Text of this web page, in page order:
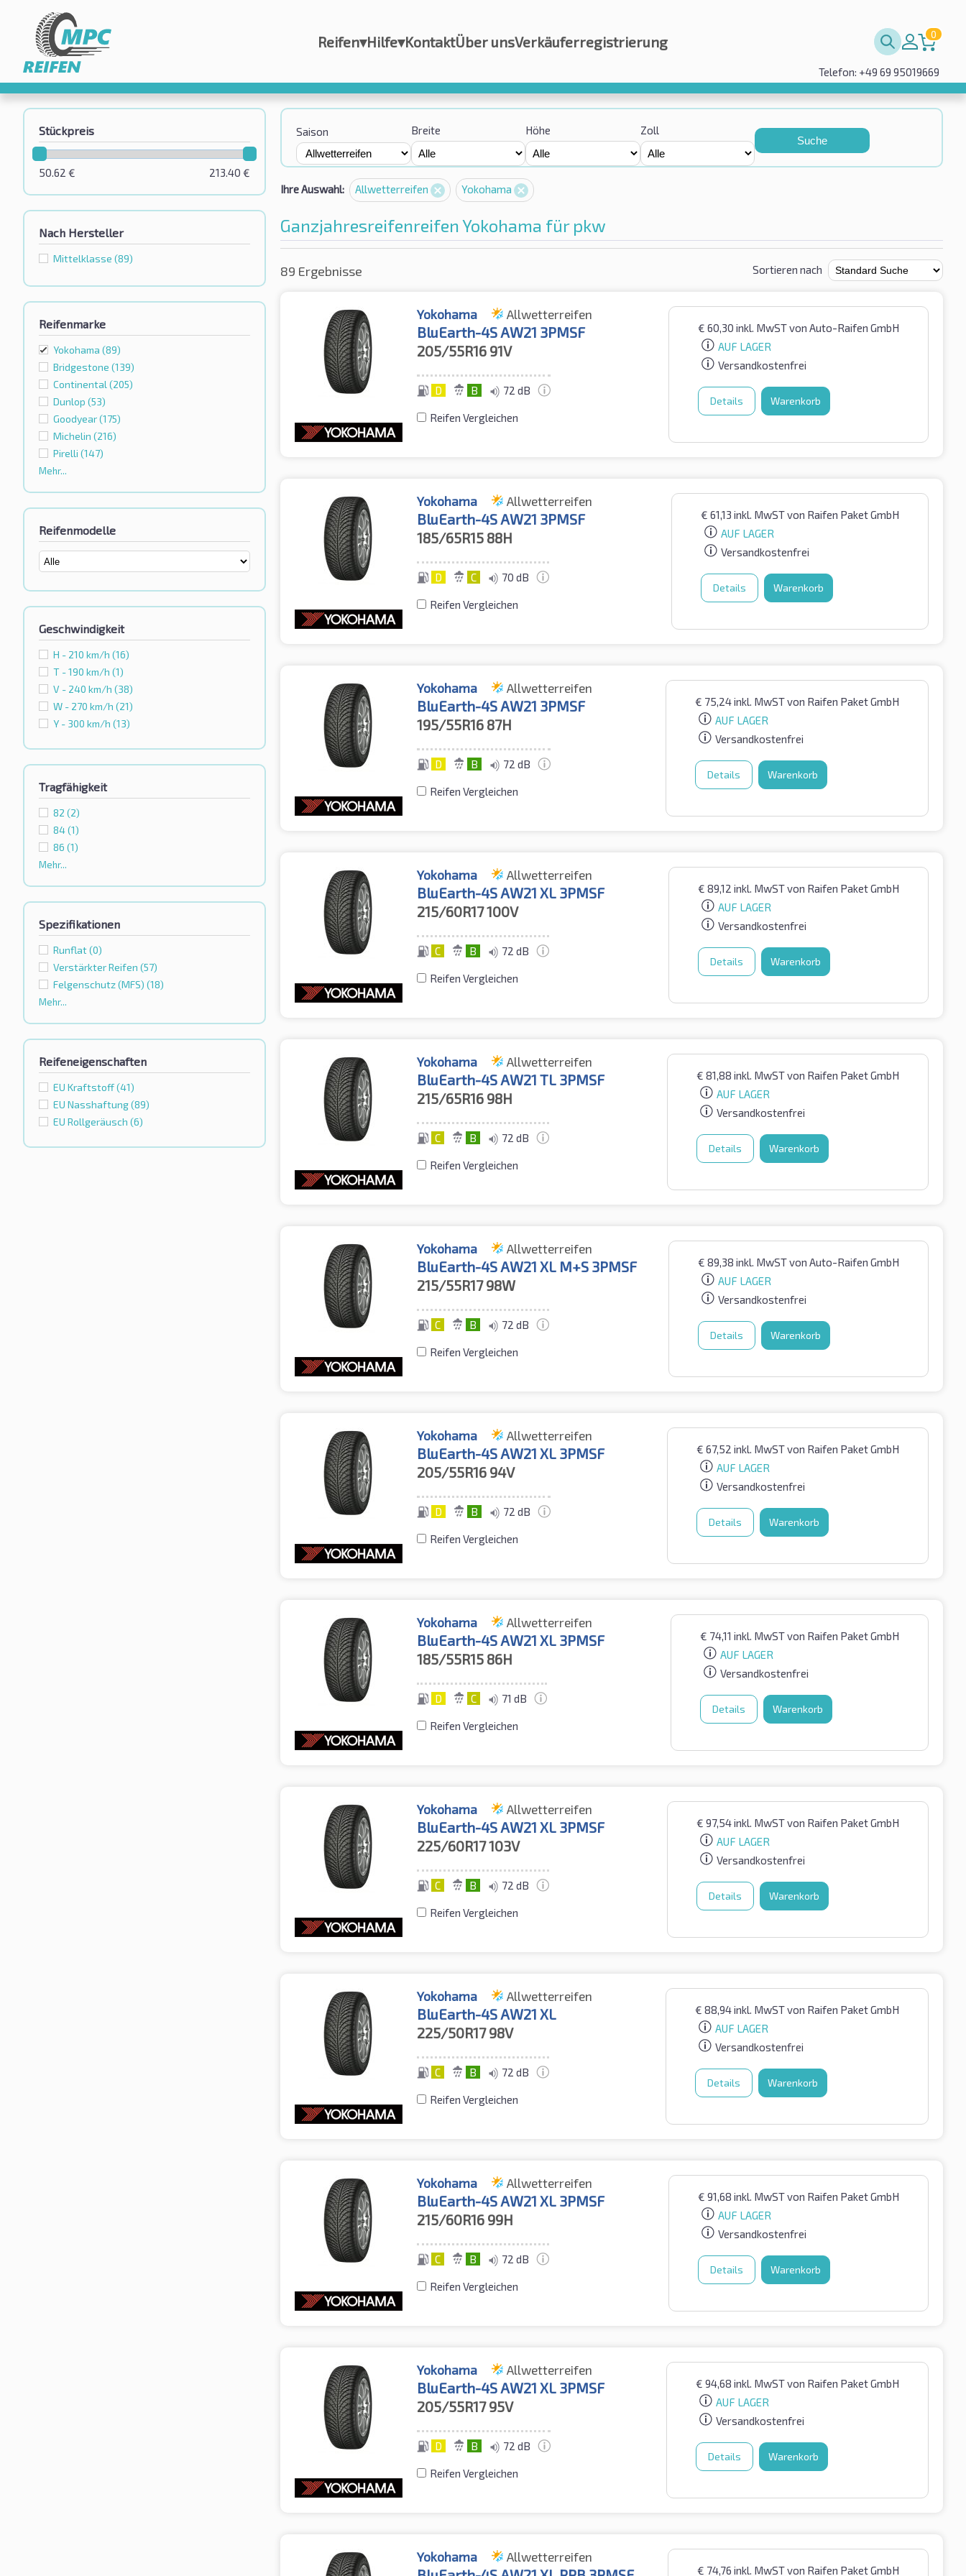
Reifen▾Hilfe▾KontaktÜber unsVerkäuferregistrierung 0
Telefon: +49 69 95019669
Stückpreis
213.40 €
50.62 €
Nach Hersteller
Mittelklasse (89)
Reifenmarke
Yokohama (89)
Bridgestone (139)
Continental (205)
Dunlop (53)
Goodyear(175)
Michelin (216)
Pirelli (147)
Mehr...
Reifenmodelle
Geschwindigkeit
H - 210 km/h (16)
T - 190 km/h (1)
V - 240 km/h (38)
W - 270 km/h (21)
Y - 300 km/h (13)
Tragfähigkeit
82 (2)
84(1)
86 (1)
Mehr...
Spezifikationen
Runflat(0)
Verstärkter Reifen (57)
Felgenschutz (MFS) (18)
Mehr...
Reifeneigenschaften
EU Kraftstoff(41)
EU Nasshaftung(89)
EU Rollgeräusch (6)
Saison Breite Höhe Zoll
Suche
Ihre Auswahl: Allwetterreifen Yokohama
Ganzjahresreifenreifen Yokohama für pkw
89 Ergebnisse Sortieren nach
Yokohama Allwetterreifen
BluEarth-4S AW21 3PMSF
205/55R16 91V
D B 72 dB
Reifen Vergleichen
€ 60,30 inkl. MwSTvon Auto-Raifen GmbH
AUF LAGER
Versandkostenfrei
Details Warenkorb
Yokohama Allwetterreifen
BluEarth-4S AW21 3PMSF
185/65R15 88H
D C 70 dB
Reifen Vergleichen
€ 61,13 inkl. MwSTvon Raifen Paket GmbH
AUF LAGER
Versandkostenfrei
Details Warenkorb
Yokohama Allwetterreifen
BluEarth-4S AW21 3PMSF
195/55R16 87H
D B 72 dB
Reifen Vergleichen
€ 75,24inkl. MwSTvon Raifen Paket GmbH
AUF LAGER
Versandkostenfrei
Details Warenkorb
Yokohama Allwetterreifen
BluEarth-4S AW21 XL 3PMSF
215/60R17100V
C B 72 dB
Reifen Vergleichen
€ 89,12 inkl. MwSTvon Raifen Paket GmbH
AUF LAGER
Versandkostenfrei
Details Warenkorb
Yokohama Allwetterreifen
BluEarth-4S AW21 TL 3PMSF
215/65R16 98H
C B 72 dB
Reifen Vergleichen
€ 81,88 inkl. MwSTvon Raifen Paket GmbH
AUF LAGER
Versandkostenfrei
Details Warenkorb
Yokohama Allwetterreifen
BluEarth-4S AW21 XL M+S 3PMSF
215/55R1798W
C B 72 dB
Reifen Vergleichen
€ 89,38 inkl. MwSTvon Auto-Raifen GmbH
AUF LAGER
Versandkostenfrei
Details Warenkorb
Yokohama Allwetterreifen
BluEarth-4S AW21 XL 3PMSF
205/55R16 94V
D B 72 dB
Reifen Vergleichen
€ 67,52 inkl. MwSTvon Raifen Paket GmbH
AUF LAGER
Versandkostenfrei
Details Warenkorb
Yokohama Allwetterreifen
BluEarth-4S AW21 XL 3PMSF
185/55R15 86H
D C 71 dB
Reifen Vergleichen
€ 74,11 inkl. MwSTvon Raifen Paket GmbH
AUF LAGER
Versandkostenfrei
Details Warenkorb
Yokohama Allwetterreifen
BluEarth-4S AW21 XL 3PMSF
225/60R17103V
C B 72 dB
Reifen Vergleichen
€ 97,54inkl. MwSTvon Raifen Paket GmbH
AUF LAGER
Versandkostenfrei
Details Warenkorb
Yokohama Allwetterreifen
BluEarth-4S AW21 XL
225/50R1798V
C B 72 dB
Reifen Vergleichen
€ 88,94inkl. MwSTvon Raifen Paket GmbH
AUF LAGER
Versandkostenfrei
Details Warenkorb
Yokohama Allwetterreifen
BluEarth-4S AW21 XL 3PMSF
215/60R16 99H
C B 72 dB
Reifen Vergleichen
€ 91,68 inkl. MwSTvon Raifen Paket GmbH
AUF LAGER
Versandkostenfrei
Details Warenkorb
Yokohama Allwetterreifen
BluEarth-4S AW21 XL 3PMSF
205/55R1795V
D B 72 dB
Reifen Vergleichen
€ 94,68 inkl. MwSTvon Raifen Paket GmbH
AUF LAGER
Versandkostenfrei
Details Warenkorb
Yokohama Allwetterreifen
€ 74,76 inkl. MwSTvon Raifen Paket GmbH